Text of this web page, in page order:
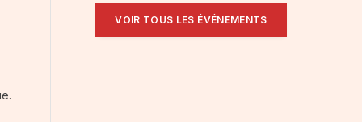
VOIR TOUS LES ÉVÉNEMENTS